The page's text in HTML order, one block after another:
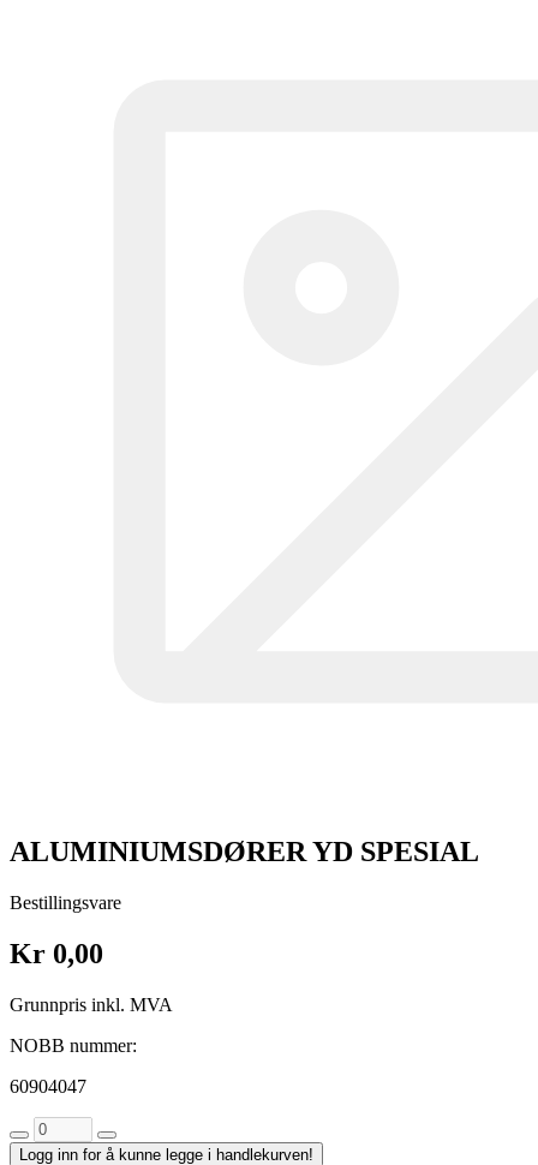
ALUMINIUMSDØRER YD SPESIAL
Bestillingsvare
Kr 0,00
Grunnpris inkl. MVA
NOBB nummer:
60904047
Logg inn for å kunne legge i handlekurven!